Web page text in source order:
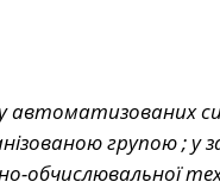
автоматизованих
групою ; у
обчислювальної